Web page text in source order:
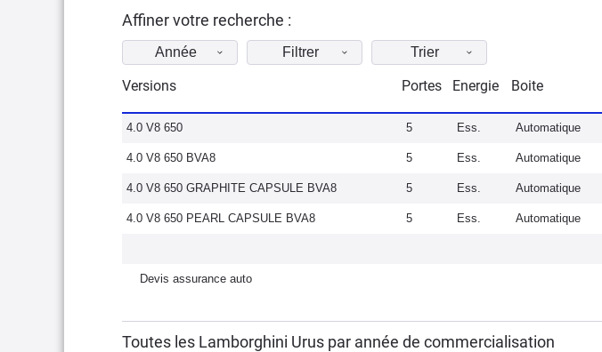
Affiner votre recherche :
Année Filtrer Trier
Versions Portes Energie Boite
4.0 V8 650 5 Ess. Automatique
4.0 V8 650 BVA8 5 Ess. Automatique
4.0 V8 650 GRAPHITE CAPSULE BVA8 5 Ess. Automatique
4.0 V8 650 PEARL CAPSULE BVA8 5 Ess. Automatique
Devis assurance auto
Toutes les Lamborghini Urus par année de commercialisation